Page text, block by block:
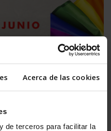
Acerca de las cookies
de terceros para facilitar la
del colectivo oculta su